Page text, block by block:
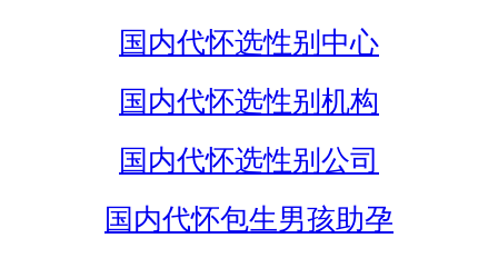
国内代怀选性别中心
国内代怀选性别机构
国内代怀选性别公司
国内代怀包生男孩助孕